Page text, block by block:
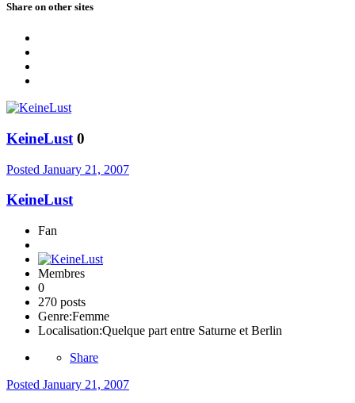
Share on other sites
KeineLust 0
Posted January 21, 2007
KeineLust
Fan
Membres
0
270 posts
Genre:Femme
Localisation:Quelque part entre Saturne et Berlin
Share
Posted January 21, 2007